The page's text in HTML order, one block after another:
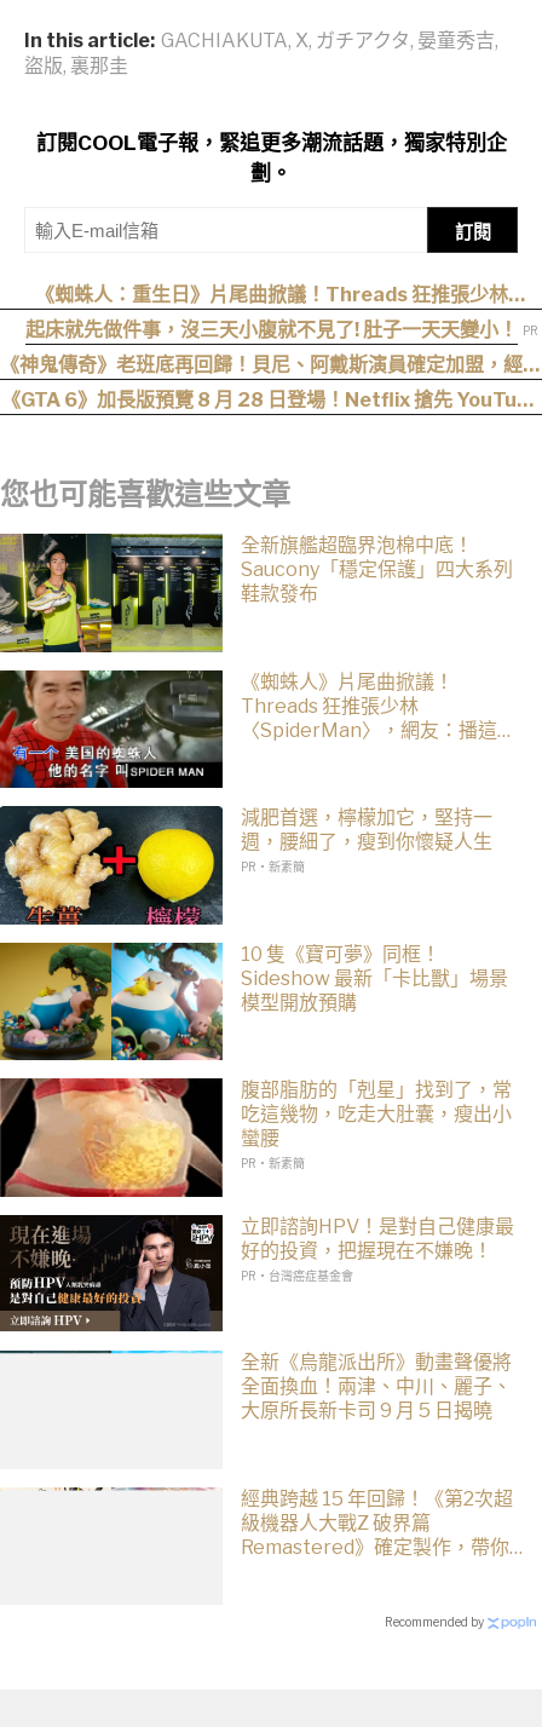
In this article: GACHIAKUTA, X, ガチアクタ, 晏童秀吉,
盜版, 裏那圭
訂閱COOL電子報，緊追更多潮流話題，獨家特別企
劃。
訂閱
《蜘蛛人：重生日》片尾曲掀議！Threads 狂推張少林
〈SpiderMan〉，網笑：播這個直接神作預定
起床就先做件事，沒三天小腹就不見了! 肚子一天天變小！
《神鬼傳奇》老班底再回歸！貝尼、阿戴斯演員確定加盟，經典
三部曲陣容持續集結
《GTA 6》加長版預覽 8 月 28 日登場！Netflix 搶先 YouTube
您也可能喜歡這些文章
全新旗艦超臨界泡棉中底！
Saucony「穩定保護」四大系列
鞋款發布
《蜘蛛人》片尾曲掀議！
Threads 狂推張少林
〈SpiderMan〉，網友：播這個
減肥首選，檸檬加它，堅持一
週，腰細了，瘦到你懷疑人生
PR・新素簡
10 隻《寶可夢》同框！
Sideshow 最新「卡比獸」場景
模型開放預購
腹部脂肪的「剋星」找到了，常
吃這幾物，吃走大肚囊，瘦出小
蠻腰
PR・新素簡
立即諮詢HPV！是對自己健康最
好的投資，把握現在不嫌晚！
PR・台灣癌症基金會
全新《烏龍派出所》動畫聲優將
全面換血！兩津、中川、麗子、
大原所長新卡司 9 月 5 日揭曉
經典跨越 15 年回歸！《第2次超
級機器人大戰Z 破界篇
Remastered》確定製作，帶你
Recommended by